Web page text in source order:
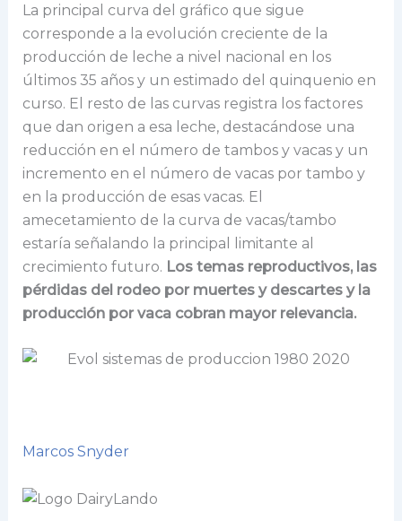
La principal curva del gráfico que sigue
corresponde a la evolución creciente de la
producción de leche a nivel nacional en los
últimos 35 años y un estimado del quinquenio en
curso. El resto de las curvas registra los factores
que dan origen a esa leche, destacándose una
reducción en el número de tambos y vacas y un
incremento en el número de vacas por tambo y
en la producción de esas vacas. El
amecetamiento de la curva de vacas/tambo
estaría señalando la principal limitante al
crecimiento futuro. Los temas reproductivos, las
pérdidas del rodeo por muertes y descartes y la
producción por vaca cobran mayor relevancia.
Marcos Snyder